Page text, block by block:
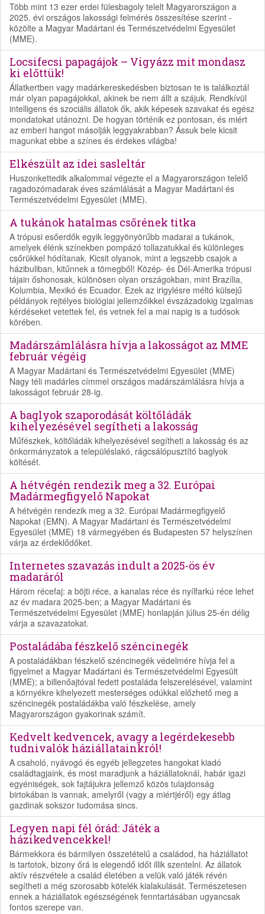
Több mint 13 ezer erdei fülesbagoly telelt Magyarországon a
2025. évi országos lakossági felmérés összesítése szerint -
közölte a Magyar Madártani és Természetvédelmi Egyesület
(MME).
Locsifecsi papagájok – Vigyázz mit mondasz
ki előttük!
Állatkertben vagy madárkereskedésben biztosan te is találkoztál
már olyan papagájokkal, akinek be nem állt a szájuk. Rendkívül
intelligens és szociális állatok ők, akik képesek szavakat és egész
mondatokat utánozni. De hogyan történik ez pontosan, és miért
az emberi hangot másolják leggyakrabban? Ássuk bele kicsit
magunkat ebbe a színes és érdekes világba!
Elkészült az idei sasleltár
Huszonkettedik alkalommal végezte el a Magyarországon telelő
ragadozómadarak éves számlálását a Magyar Madártani és
Természetvédelmi Egyesület (MME).
A tukánok hatalmas csőrének titka
A trópusi esőerdők egyik leggyönyörűbb madarai a tukánok,
amelyek élénk színekben pompázó tollazatukkal és különleges
csőrükkel hódítanak. Kicsit olyanok, mint a legszebb csajok a
házibuliban, kitűnnek a tömegből! Közép- és Dél-Amerika trópusi
tájain őshonosak, különösen olyan országokban, mint Brazília,
Kolumbia, Mexikó és Ecuador. Ezek az irigylésre méltó külsejű
példányok rejtélyes biológiai jellemzőikkel évszázadokig izgalmas
kérdéseket vetettek fel, és vetnek fel a mai napig is a tudósok
körében.
Madárszámlálásra hívja a lakosságot az MME
február végéig
A Magyar Madártani és Természetvédelmi Egyesület (MME)
Nagy téli madárles címmel országos madárszámlálásra hívja a
lakosságot február 28-ig.
A baglyok szaporodását költőládák
kihelyezésével segítheti a lakosság
Műfészkek, költőládák kihelyezésével segítheti a lakosság és az
önkormányzatok a településlakó, rágcsálópusztító baglyok
költését.
A hétvégén rendezik meg a 32. Európai
Madármegfigyelő Napokat
A hétvégén rendezik meg a 32. Európai Madármegfigyelő
Napokat (EMN). A Magyar Madártani és Természetvédelmi
Egyesület (MME) 18 vármegyében és Budapesten 57 helyszínen
várja az érdeklődőket.
Internetes szavazás indult a 2025-ös év
madaráról
Három récefaj: a böjti réce, a kanalas réce és nyílfarkú réce lehet
az év madara 2025-ben; a Magyar Madártani és
Természetvédelmi Egyesület (MME) honlapján július 25-én délig
várja a szavazatokat.
Postaládába fészkelő széncinegék
A postaládákban fészkelő széncinegék védelmére hívja fel a
figyelmet a Magyar Madártani és Természetvédelmi Egyesült
(MME); a billenőajtóval fedett postaláda felszerelésével, valamint
a környékre kihelyezett mesterséges odúkkal előzhető meg a
széncinegék postaládákba való fészkelése, amely
Magyarországon gyakorinak számít.
Kedvelt kedvencek, avagy a legérdekesebb
tudnivalók háziállatainkról!
A csaholó, nyávogó és egyéb jellegzetes hangokat kiadó
családtagjaink, és most maradjunk a háziállatoknál, habár igazi
egyéniségek, sok fajtájukra jellemző közös tulajdonság
birtokában is vannak, amelyről (vagy a miértjéről) egy átlag
gazdinak sokszor tudomása sincs.
Legyen napi fél órád: Játék a
házikedvencekkel!
Bármekkora és bármilyen összetételű a családod, ha háziállatot
is tartotok, bizony őrá is elegendő időt illik szentelni. Az állatok
aktív részvétele a család életében a velük való játék révén
segítheti a még szorosabb kötelék kialakulását. Természetesen
ennek a háziállatok egészségének fenntartásában ugyancsak
fontos szerepe van.